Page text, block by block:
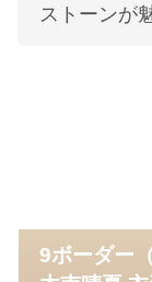
ストーンが
9ボーダー